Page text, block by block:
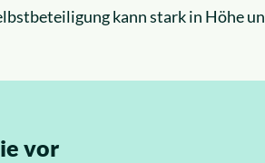
kann stark in Höhe
vor